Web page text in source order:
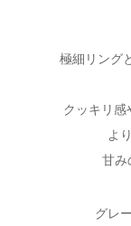
極細リング
クッキリ感
よ
甘み
グレ